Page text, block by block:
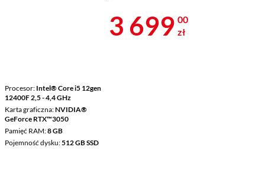
Procesor Intel® Core i5 12gen
12400F 2,5 - 4,4 GHz
Karta graficzna NVIDIA®
GeForce RTX™3050
Pamięć RAM 8 GB
Pojemność dysku 512 GB SSD
Cena 3 699 zł
3 699 00
zł